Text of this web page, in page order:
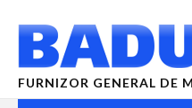
FURNIZOR GENERAL DE